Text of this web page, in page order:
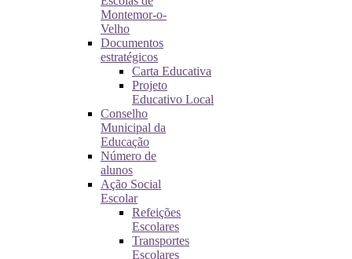
Montemor-o-
Velho
Documentos
estratégicos
Carta Educativa
Projeto
Educativo Local
Conselho
Municipal da
Educação
Número de
alunos
Ação Social
Escolar
Refeições
Escolares
Transportes
Escolares